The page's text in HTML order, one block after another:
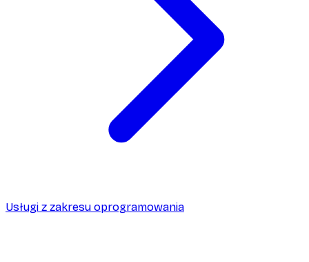
Usługi z zakresu oprogramowania